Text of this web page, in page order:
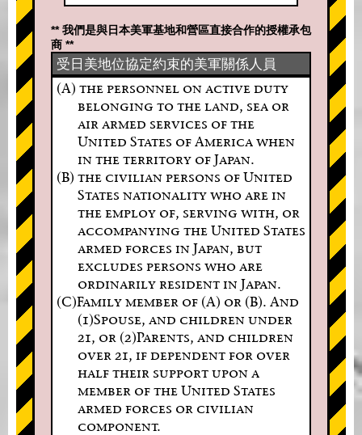
** 我們是與日本美軍基地和營區直接合作的授權承包
商 **
受日美地位協定約束的美軍關係人員
(A) the personnel on active duty
belonging to the land, sea or
air armed services of the
United States of America when
in the territory of Japan.
(B) the civilian persons of United
States nationality who are in
the employ of, serving with, or
accompanying the United States
armed forces in Japan, but
excludes persons who are
ordinarily resident in Japan.
(C)Family member of (A) or (B). And
(1)Spouse, and children under
21, or (2)Parents, and children
over 21, if dependent for over
half their support upon a
member of the United States
armed forces or civilian
component.